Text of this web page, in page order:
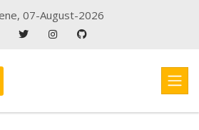
07-August-2026